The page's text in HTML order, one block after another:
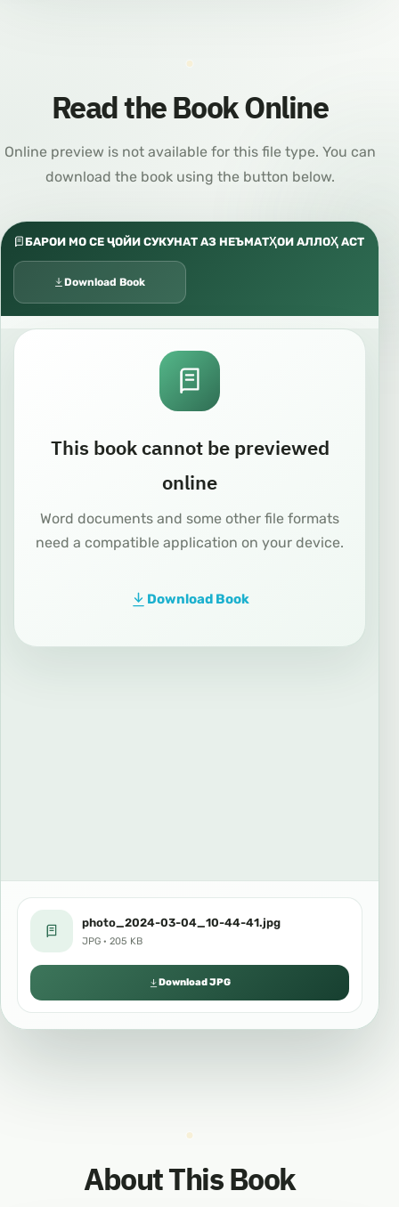
Read the Book Online
Online preview is not available for this file type. You can
download the book using the button below.
БАРОИ МО СЕ ҶОЙИ СУКУНАТ АЗ НЕЪМАТҲОИ АЛЛОҲ АСТ
Download Book
This book cannot be previewed
online
Word documents and some other file formats
need a compatible application on your device.
Download Book
photo_2024-03-04_10-44-41.jpg
JPG · 205 KB
Download JPG
About This Book